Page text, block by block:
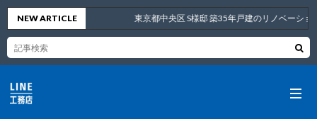
NEW ARTICLE 東京都中央区 S様邸 築35年戸建のリノベーション